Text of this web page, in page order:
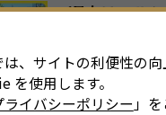
週末はマル
い物。名古
特集
は、サイトの利便性の向
を使用します。
ライバシーポリシー 」